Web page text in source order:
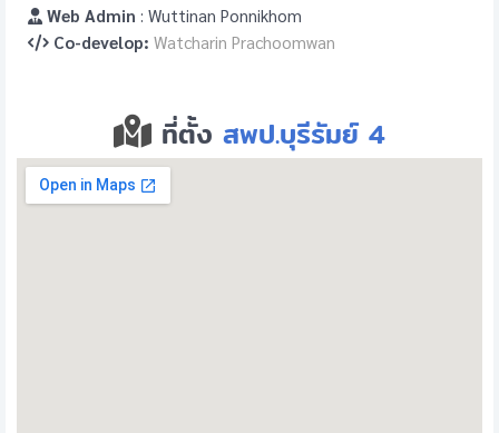
Web Admin : Wuttinan Ponnikhom
Co-develop: Watcharin Prachoomwan
ที่ตั้ง สพป.บุรีรัมย์ 4